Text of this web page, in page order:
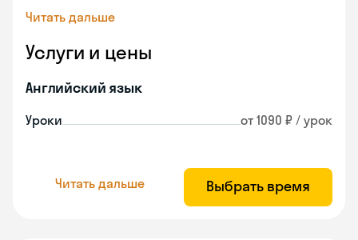
Читать дальше
Услуги и цены
Английский язык
Уроки от 1090 ₽ / урок
Читать дальше Выбрать время